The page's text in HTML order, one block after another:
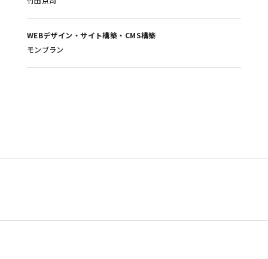
WEBデザイン・サイト構築・CMS構築
モンブラン